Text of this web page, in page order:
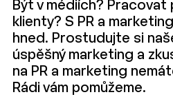
Být v médiích? Pracovat
klienty? S PR a
hned. Prostudujte si
úspěšný marketing a
na PR a marketing
Rádi vám pomůžeme.